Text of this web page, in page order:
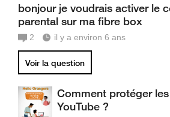
bonjour je voudrais activer le
parental sur ma fibre box
2 il y a environ 6 ans
Voir la question
Comment protéger
YouTube ?